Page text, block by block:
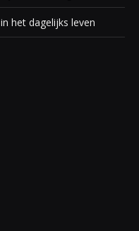
het dagelijks leven